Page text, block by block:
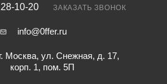
10-20 ЗАКАЗАТЬ ЗВОНОК
info@0ffer.ru
Москва, ул. Снежная, д. 17,
корп. 1, пом. 5П